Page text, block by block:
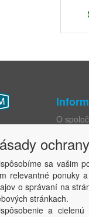
O
Práva
Pravidlá
sa vašim
relevantné ponuky
o správaní na
stránkach.
a